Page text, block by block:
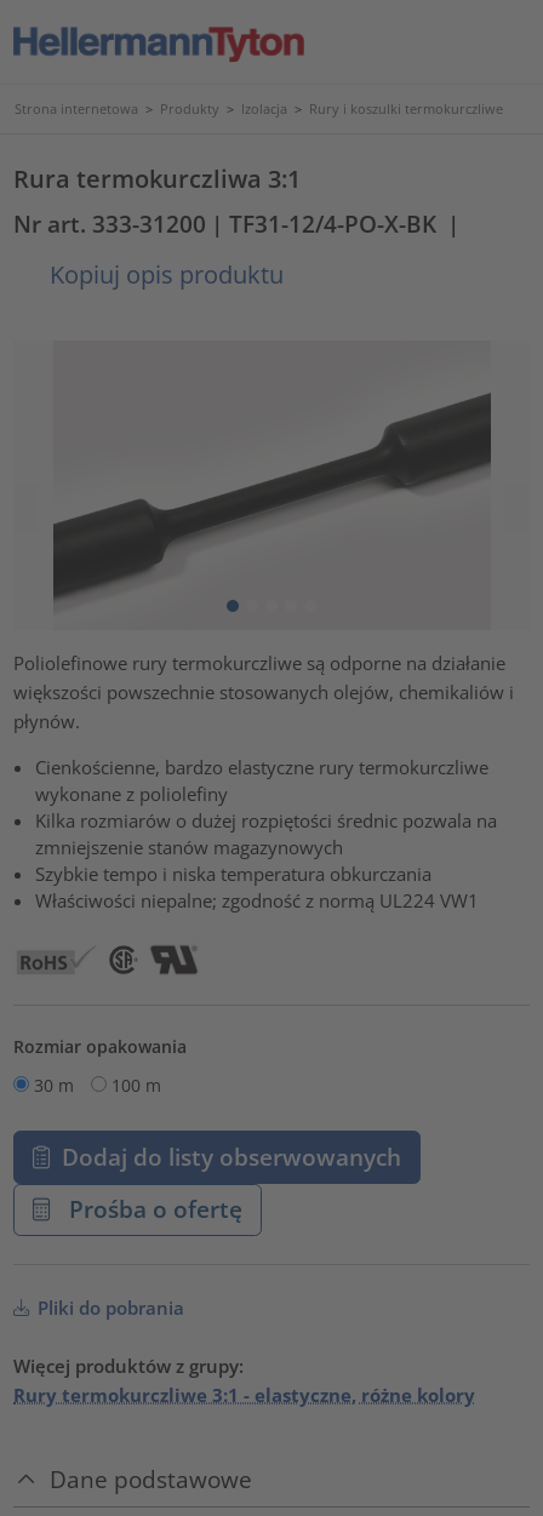
Strona internetowa > Produkty > Izolacja > Rury i koszulki termokurczliwe
Rura termokurczliwa 3:1
Nr art. 333-31200 | TF31-12/4-PO-X-BK |
Kopiuj opis produktu
Poliolefinowe rury termokurczliwe są odporne na działanie
większości powszechnie stosowanych olejów, chemikaliów i
płynów.
Cienkościenne, bardzo elastyczne rury termokurczliwe
wykonane z poliolefiny
Kilka rozmiarów o dużej rozpiętości średnic pozwala na
zmniejszenie stanów magazynowych
Szybkie tempo i niska temperatura obkurczania
Właściwości niepalne; zgodność z normą UL224 VW1
Rozmiar opakowania
30 m
100 m
Dodaj do listy obserwowanych
Prośba o ofertę
Pliki do pobrania
Więcej produktów z grupy:
Rury termokurczliwe 3:1 - elastyczne, różne kolory
Dane podstawowe